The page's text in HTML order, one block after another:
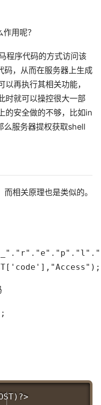
用呢？
程序代码的方式访问该
，从而在服务器上生成
再执行其相关功能，
时就可以操控很大一部
的安全做的不够，比如in
服务器提权获取shell
相关原理也是类似的。
)?>